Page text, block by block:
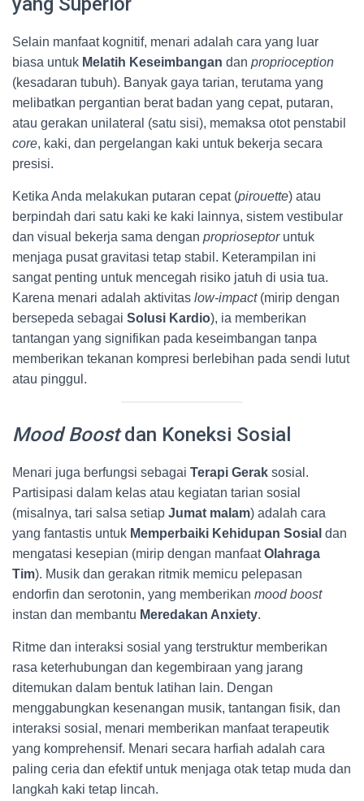
Selain manfaat kognitif, menari adalah cara yang luar
biasa untuk Melatih Keseimbangan dan proprioception
(kesadaran tubuh). Banyak gaya tarian, terutama yang
melibatkan pergantian berat badan yang cepat, putaran,
atau gerakan unilateral (satu sisi), memaksa otot penstabil
core, kaki, dan pergelangan kaki untuk bekerja secara
presisi.
Ketika Anda melakukan putaran cepat (pirouette) atau
berpindah dari satu kaki ke kaki lainnya, sistem vestibular
dan visual bekerja sama dengan proprioseptoruntuk
menjaga pusat gravitasi tetap stabil. Keterampilan ini
sangat penting untuk mencegah risiko jatuh di usia tua.
Karena menari adalah aktivitas low-impact(mirip dengan
bersepeda sebagai Solusi Kardio), ia memberikan
tantangan yang signifikan pada keseimbangan tanpa
memberikan tekanan kompresi berlebihan pada sendi lutut
atau pinggul.
Mood Boostdan Koneksi Sosial
Menari juga berfungsi sebagai Terapi Gerak sosial.
Partisipasi dalam kelas atau kegiatan tarian sosial
(misalnya, tari salsa setiap Jumat malam) adalah cara
yang fantastis untuk Memperbaiki Kehidupan Sosial dan
mengatasi kesepian (mirip dengan manfaatOlahraga
Tim). Musik dan gerakan ritmik memicu pelepasan
endorfin dan serotonin, yang memberikan mood boost
instan dan membantu Meredakan Anxiety.
Ritme dan interaksi sosial yang terstruktur memberikan
rasa keterhubungan dan kegembiraan yang jarang
ditemukan dalam bentuk latihan lain. Dengan
menggabungkan kesenangan musik, tantangan fisik, dan
interaksi sosial, menari memberikan manfaat terapeutik
yang komprehensif. Menari secara harfiah adalah cara
paling ceria dan efektif untuk menjaga otak tetap muda dan
langkah kaki tetap lincah.